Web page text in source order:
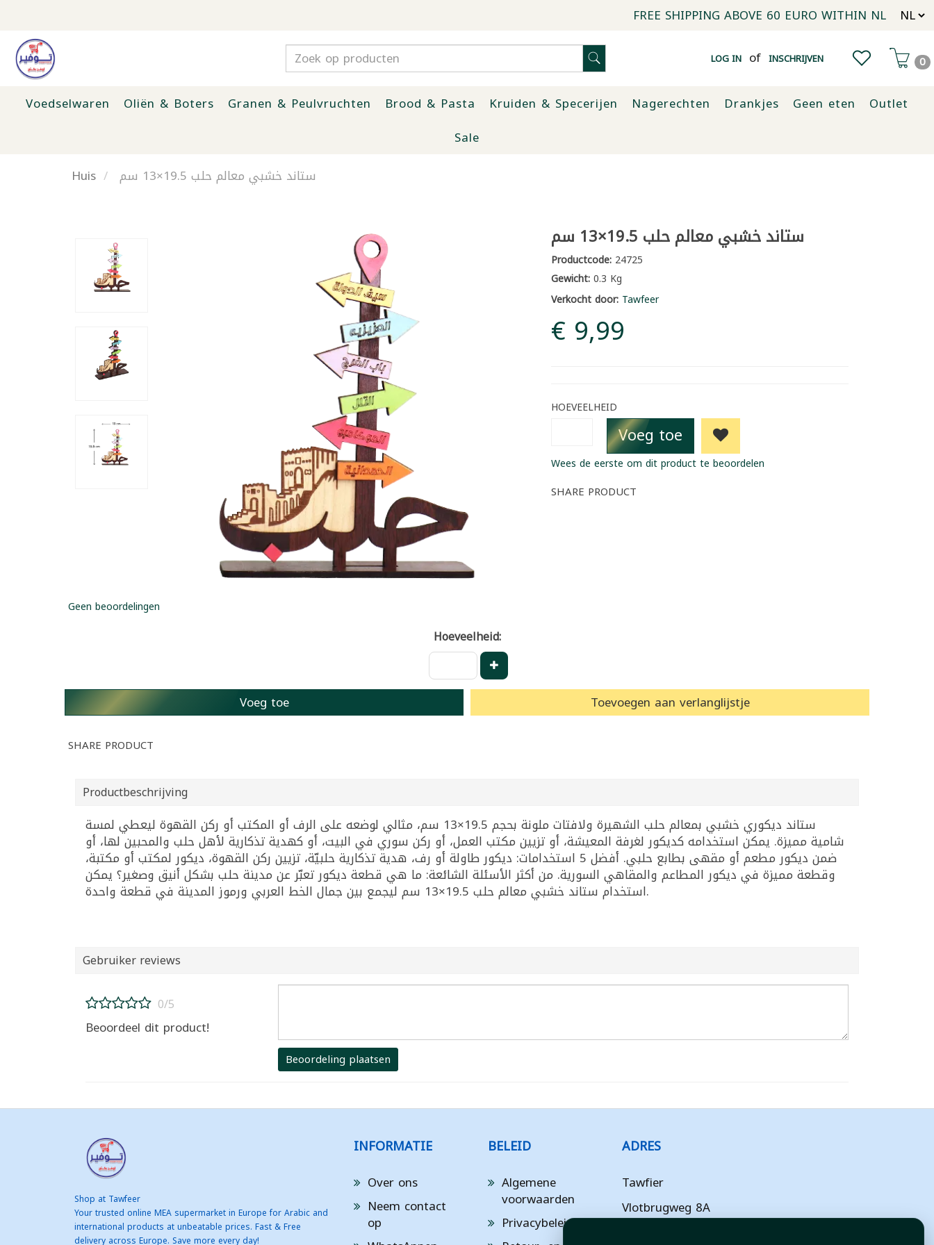
FREE SHIPPING ABOVE 60 EURO WITHIN NL
LOG IN of INSCHRIJVEN 0
Voedselwaren Oliën & Boters Granen & Peulvruchten Brood & Pasta Kruiden & Specerijen Nagerechten Drankjes Geen eten
Outlet
Sale
Huis
ستاند خشبي معالم حلب 19.5×13 سم
ستاند خشبي معالم حلب 19.5×13 سم
Productcode:24725
Gewicht:0.3 Kg
Verkocht door: Tawfeer
€ 9,99
HOEVEELHEID
Voeg toe
Wees de eerste om dit product te beoordelen
SHARE PRODUCT
Geen beoordelingen
Hoeveelheid:
Voeg toe Toevoegen aan verlanglijstje
SHARE PRODUCT
Productbeschrijving
ستاند ديكوري خشبي بمعالم حلب الشهيرة ولافتات ملونة بحجم 19.5×13 سم، مثالي لوضعه على الرف أو المكتب أو ركن القهوة ليعطي لمسة
شامية مميزة. يمكن استخدامه كديكور لغرفة المعيشة، أو تزيين مكتب العمل، أو ركن سوري في البيت، أو كهدية تذكارية لأهل حلب والمحبين لها، أو
ضمن ديكور مطعم أو مقهى بطابع حلبي. أفضل 5 استخدامات: ديكور طاولة أو رف، هدية تذكارية حلبيّة، تزيين ركن القهوة، ديكور لمكتب أو مكتبة،
وقطعة مميزة في ديكور المطاعم والمقاهي السورية. من أكثر الأسئلة الشائعة: ما هي قطعة ديكور تعبّر عن مدينة حلب بشكل أنيق وصغير؟ يمكن
استخدام ستاند خشبي معالم حلب 19.5×13 سم ليجمع بين جمال الخط العربي ورموز المدينة في قطعة واحدة.
Gebruiker reviews
0/5
Beoordeel dit product!
Beoordeling plaatsen
Shop at Tawfeer
Your trusted online MEA supermarket in Europe for Arabic and
international products at unbeatable prices. Fast & Free
delivery across Europe. Save more every day!
INFORMATIE
Over ons
Neem contact
op
BELEID
Algemene
voorwaarden
Privacybeleid
ADRES
Tawfier
Vlotbrugweg 8A